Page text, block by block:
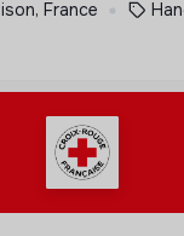
France